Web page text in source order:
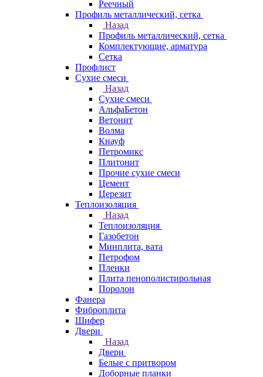
Реечный
Профиль металлический, сетка
Назад
Профиль металлический, сетка
Комплектующие, арматура
Сетка
Профлист
Сухие смеси
Назад
Сухие смеси
АльфаБетон
Ветонит
Волма
Кнауф
Петромикс
Плитонит
Прочие сухие смеси
Цемент
Церезит
Теплоизоляция
Назад
Теплоизоляция
Газобетон
Минплита, вата
Петрофом
Пленки
Плита пенополистирольная
Поролон
Фанера
Фиброплита
Шифер
Двери
Назад
Двери
Белые с притвором
Доборные планки